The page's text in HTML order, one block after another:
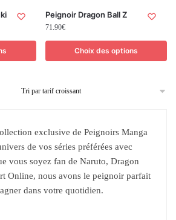
Peignoir Dragon Ball Z
71.90€
Choix des options
exclusive de Peignoirs Manga
de vos séries préférées avec
vous soyez fan de Naruto, Dragon
Online, nous avons le peignoir parfait
dans votre quotidien.